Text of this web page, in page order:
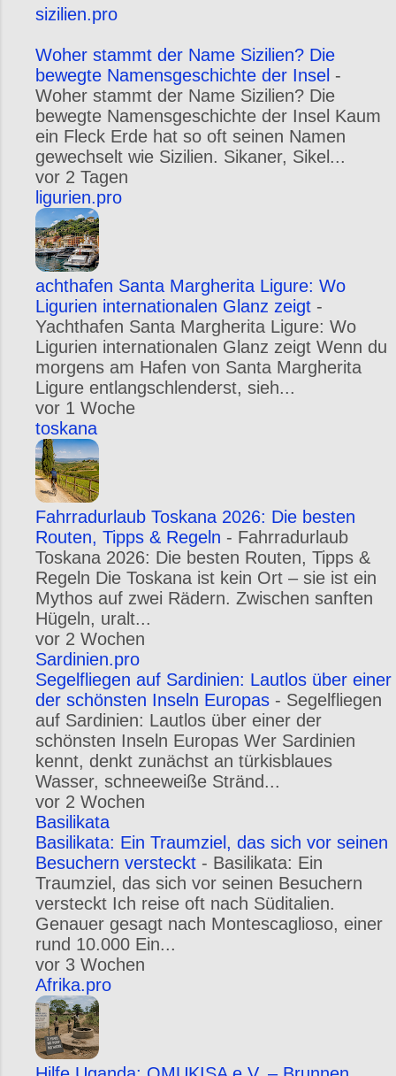
sizilien.pro
Woher stammt der Name Sizilien? Die
bewegte Namensgeschichte der Insel -
Woher stammt der Name Sizilien? Die
bewegte Namensgeschichte der Insel Kaum
ein Fleck Erde hat so oft seinen Namen
gewechselt wie Sizilien. Sikaner, Sikel...
vor 2 Tagen
ligurien.pro
achthafen Santa Margherita Ligure: Wo
Ligurien internationalen Glanz zeigt -
Yachthafen Santa Margherita Ligure: Wo
Ligurien internationalen Glanz zeigt Wenn du
morgens am Hafen von Santa Margherita
Ligure entlangschlenderst, sieh...
vor 1 Woche
toskana
Fahrradurlaub Toskana 2026: Die besten
Routen, Tipps & Regeln - Fahrradurlaub
Toskana 2026: Die besten Routen, Tipps &
Regeln Die Toskana ist kein Ort – sie ist ein
Mythos auf zwei Rädern. Zwischen sanften
Hügeln, uralt...
vor 2 Wochen
Sardinien.pro
Segelfliegen auf Sardinien: Lautlos über einer
der schönsten Inseln Europas - Segelfliegen
auf Sardinien: Lautlos über einer der
schönsten Inseln Europas Wer Sardinien
kennt, denkt zunächst an türkisblaues
Wasser, schneeweiße Stränd...
vor 2 Wochen
Basilikata
Basilikata: Ein Traumziel, das sich vor seinen
Besuchern versteckt - Basilikata: Ein
Traumziel, das sich vor seinen Besuchern
versteckt Ich reise oft nach Süditalien.
Genauer gesagt nach Montescaglioso, einer
rund 10.000 Ein...
vor 3 Wochen
Afrika.pro